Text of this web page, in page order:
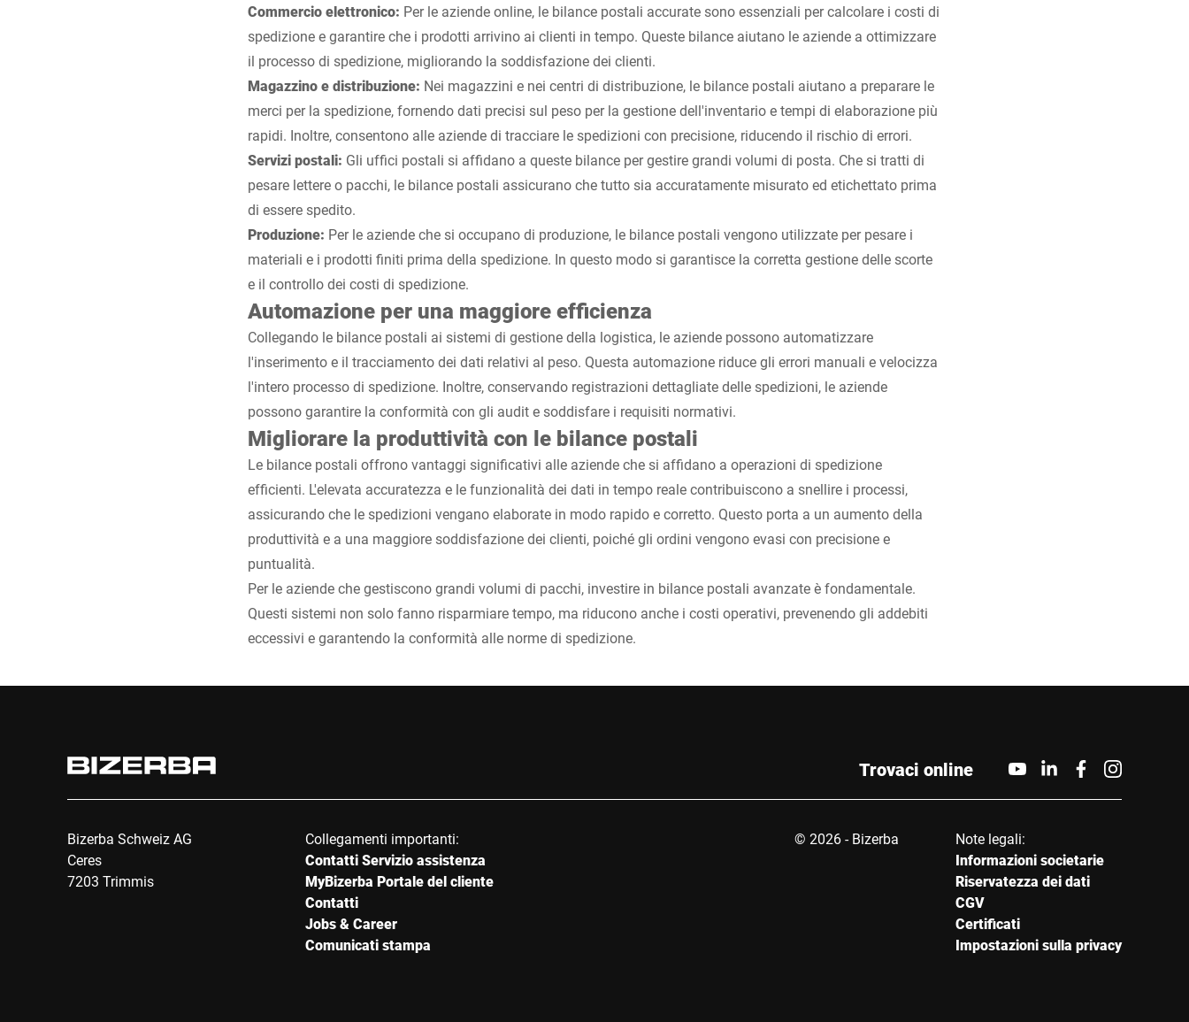
Commercio elettronico: Per le aziende online, le bilance postali accurate sono essenziali per calcolare i costi di
spedizione e garantire che i prodotti arrivino ai clienti in tempo. Queste bilance aiutano le aziende a ottimizzare
il processo di spedizione, migliorando la soddisfazione dei clienti.
Magazzino e distribuzione: Nei magazzini e nei centri di distribuzione, le bilance postali aiutano a preparare le
merci per la spedizione, fornendo dati precisi sul peso per la gestione dell'inventario e tempi di elaborazione più
rapidi. Inoltre, consentono alle aziende di tracciare le spedizioni con precisione, riducendo il rischio di errori.
Servizi postali: Gli uffici postali si affidano a queste bilance per gestire grandi volumi di posta. Che si tratti di
pesare lettere o pacchi, le bilance postali assicurano che tutto sia accuratamente misurato ed etichettato prima
di essere spedito.
Produzione: Per le aziende che si occupano di produzione, le bilance postali vengono utilizzate per pesare i
materiali e i prodotti finiti prima della spedizione. In questo modo si garantisce la corretta gestione delle scorte
e il controllo dei costi di spedizione.
Automazione per una maggiore efficienza
Collegando le bilance postali ai sistemi di gestione della logistica, le aziende possono automatizzare
l'inserimento e il tracciamento dei dati relativi al peso. Questa automazione riduce gli errori manuali e velocizza
l'intero processo di spedizione. Inoltre, conservando registrazioni dettagliate delle spedizioni, le aziende
possono garantire la conformità con gli audit e soddisfare i requisiti normativi.
Migliorare la produttività con le bilance postali
Le bilance postali offrono vantaggi significativi alle aziende che si affidano a operazioni di spedizione
efficienti. L'elevata accuratezza e le funzionalità dei dati in tempo reale contribuiscono a snellire i processi,
assicurando che le spedizioni vengano elaborate in modo rapido e corretto. Questo porta a un aumento della
produttività e a una maggiore soddisfazione dei clienti, poiché gli ordini vengono evasi con precisione e
puntualità.
Per le aziende che gestiscono grandi volumi di pacchi, investire in bilance postali avanzate è fondamentale.
Questi sistemi non solo fanno risparmiare tempo, ma riducono anche i costi operativi, prevenendo gli addebiti
eccessivi e garantendo la conformità alle norme di spedizione.
Trovaci online
Bizerba Schweiz AG
Ceres
7203 Trimmis
Collegamenti importanti:
Contatti Servizio assistenza
MyBizerba Portale del cliente
Contatti
Jobs & Career
Comunicati stampa
© 2026 - Bizerba
Note legali:
Informazioni societarie
Riservatezza dei dati
CGV
Certificati
Impostazioni sulla privacy